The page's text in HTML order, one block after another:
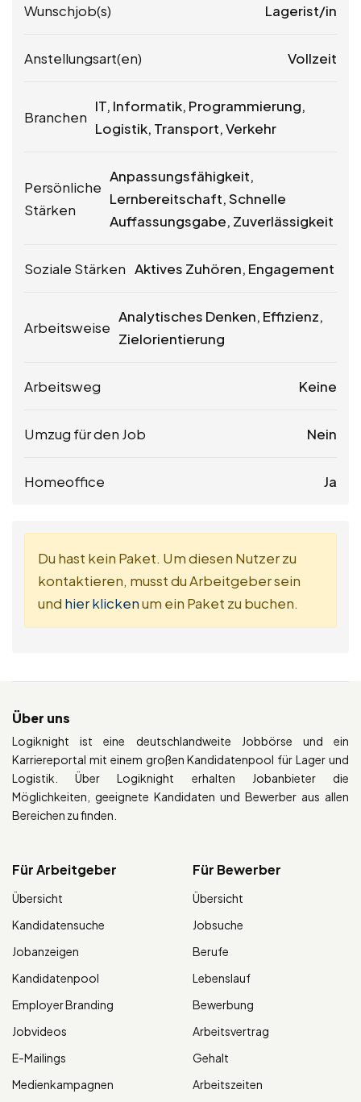
Wunschjob(s) Lagerist/in
Anstellungsart(en) Vollzeit
Branchen
IT, Informatik, Programmierung,
Logistik, Transport, Verkehr
Persönliche
Stärken
Anpassungsfähigkeit,
Lernbereitschaft, Schnelle
Auffassungsgabe, Zuverlässigkeit
Soziale Stärken Aktives Zuhören, Engagement
Arbeitsweise
Analytisches Denken, Effizienz,
Zielorientierung
Arbeitsweg Keine
Umzug für den Job Nein
Homeoffice Ja
Du hast kein Paket. Um diesen Nutzer zu
kontaktieren, musst du Arbeitgeber sein
und hier klickenum ein Paket zu buchen.
Über uns
Logiknight ist eine deutschlandweite Jobbörse und ein
Karriereportal mit einem großen Kandidatenpool für Lager und
Logistik. Über Logiknight erhalten Jobanbieter die
Möglichkeiten, geeignete Kandidaten und Bewerber aus allen
Bereichen zu finden.
Für Arbeitgeber
Übersicht
Kandidatensuche
Jobanzeigen
Kandidatenpool
Employer Branding
Jobvideos
E-Mailings
Medienkampagnen
Für Bewerber
Übersicht
Jobsuche
Berufe
Lebenslauf
Bewerbung
Arbeitsvertrag
Gehalt
Arbeitszeiten